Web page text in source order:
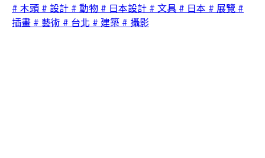
# 木頭 # 設計 # 動物 # 日本設計 # 文具 # 日本 # 展覽 #
插畫 # 藝術 # 台北 # 建築 # 攝影